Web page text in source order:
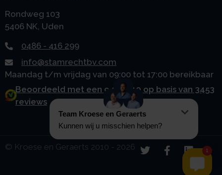
Rondweg 103
5406 NK, Uden
0486 - 416 299
info@stamrechtbv.com
Maandag t/m vrijdag van 09:00 tot 17:00 bereikbaar
Beoordeeld met een 9.0 uit 10 op basis van 3453
reviews
© Kroese en Geraerts 2010 - 2026